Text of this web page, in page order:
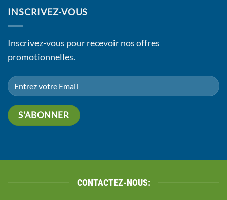
INSCRIVEZ-VOUS
Inscrivez-vous pour recevoir nos offres
promotionnelles.
CONTACTEZ-NOUS: